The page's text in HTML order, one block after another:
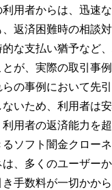
用者からは、迅速
返済困難時の相談
な支払い猶予など
が、実際の取引事
の事例において先
いため、利用者は
用者の返済能力を
ソフト闇金クロー
、多くのユーザー
手数料が一切かか